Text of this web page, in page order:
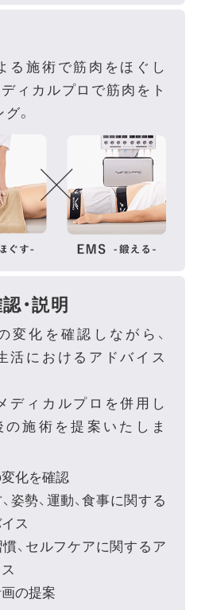
る施術で筋肉をほぐし
ィカルプロで筋肉をト
。
・説明
変化を確認しながら、
活におけるアドバイス
ディカルプロを併用し
の施術を提案いたしま
化を確認
姿勢、運動、食事に関する
ス
、セルフケアに関するア
の提案